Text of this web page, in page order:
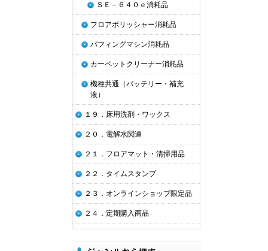
ＳＥ－６４０ｅ消耗品
フロアポリッシャー消耗品
バフィングマシン消耗品
カーペットクリーナー消耗品
機種共通（バッテリー・補充
液）
１９．床用洗剤・ワックス
２０．電解水関連
２１．フロアマット・清掃用品
２２．タイムスタンプ
２３．オンラインショップ限定品
２４．定期購入商品